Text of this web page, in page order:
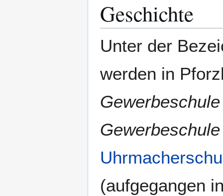
Geschichte
Unter der
werden in
(aufgegangen